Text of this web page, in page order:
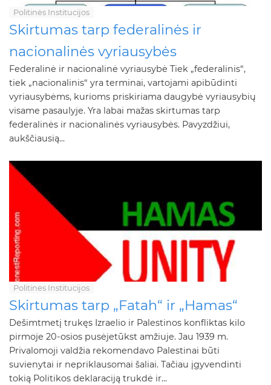
Politinės Institucijos
Skirtumas tarp federalinės ir
nacionalinės vyriausybės
Federalinė ir nacionalinė vyriausybė Tiek „federalinis“,
tiek „nacionalinis“ yra terminai, vartojami apibūdinti
vyriausybėms, kurioms priskiriama daugybė vyriausybių
visame pasaulyje. Yra labai mažas skirtumas tarp
federalinės ir nacionalinės vyriausybės. Pavyzdžiui,
aukščiausią...
Politinės Institucijos
Skirtumas tarp „Fatah“ ir „Hamas“
Dešimtmetį trukęs Izraelio ir Palestinos konfliktas kilo
pirmoje 20-osios pusėjetūkst amžiuje. Jau 1939 m.
Privalomoji valdžia rekomendavo Palestinai būti
suvienytai ir nepriklausomai šaliai. Tačiau įgyvendinti
tokią Politikos deklaraciją trukdė ir...